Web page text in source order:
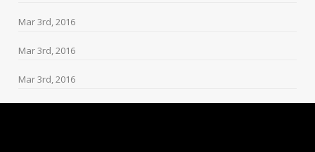
Mar 3rd, 2016
Mar 3rd, 2016
Mar 3rd, 2016